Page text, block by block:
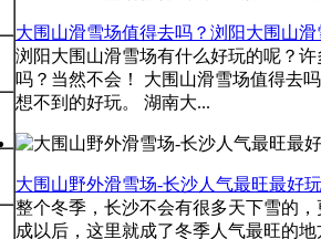
大围山滑雪场值得去吗？浏阳大围山滑
浏阳大围山滑雪场有什么好玩的呢？
吗？当然不会！ 大围山滑雪场值得去
想不到的好玩。 湖南大...
大围山野外滑雪场-长沙人气最旺最好
整个冬季，长沙不会有很多天下雪的
成以后，这里就成了冬季人气最旺的